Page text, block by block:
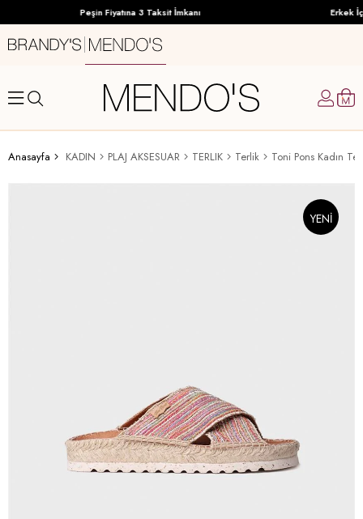
Peşin Fiyatına 3 Taksit İmkanı Erkek
Anasayfa KADIN PLAJ AKSESUAR TERLIK Terlik Toni Pons Kadın
YENI